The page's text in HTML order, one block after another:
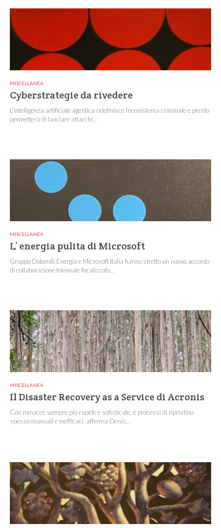
MISCELLANEA
Cyberstrategie da rivedere
L’intelligenza artificiale agentica ridefinisce l’ecosistema criminale e presto
permetterà di lanciare attacchi...
MISCELLANEA
L’ energia pulita di Microsoft
Gruppo Dolomiti Energia e Microsoft Italia hanno stretto un nuovo accordo
di collaborazione triennale focalizzato...
MISCELLANEA
Il Disaster Recovery as a Service di Acronis
Con minacce sempre più rapide e sofisticate, e processi di ripristino
spesso manuali e inefficaci, afferma Denis...